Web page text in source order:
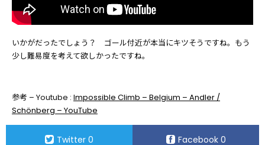
いかがだったでしょう？ ゴール付近が本当にキツそうですね。もう
少し難易度を考えて欲しかったですね。
参考 – Youtube : Impossible Climb – Belgium – Andler /
Schönberg – YouTube
Twitter 0 Facebook 0